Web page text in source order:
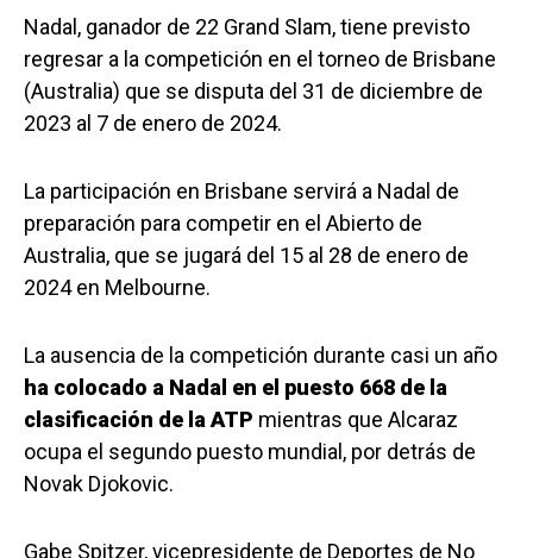
Nadal, ganador de 22 Grand Slam, tiene previsto
regresar a la competición en el torneo de Brisbane
(Australia) que se disputa del 31 de diciembre de
2023 al 7 de enero de 2024.
La participación en Brisbane servirá a Nadal de
preparación para competir en el Abierto de
Australia, que se jugará del 15 al 28 de enero de
2024 en Melbourne.
La ausencia de la competición durante casi un año
ha colocado a Nadal en el puesto 668 de la
clasificación de la ATP mientras que Alcaraz
ocupa el segundo puesto mundial, por detrás de
Novak Djokovic.
Gabe Spitzer, vicepresidente de Deportes de No